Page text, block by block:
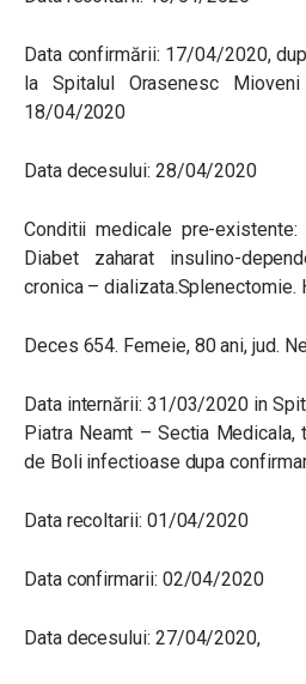
Data confirmării: 17/04/2020,
la Spitalul Orasenesc
18/04/2020
Data decesului: 28/04/2020
Conditii medicale pre-
Diabet zaharat insulino-
cronica – dializata.Splenectomie.
Deces 654. Femeie, 80 ani, jud.
Data internării: 31/03/2020 in
Piatra Neamt – Sectia Medicala,
de Boli infectioase dupa
Data recoltarii: 01/04/2020
Data confirmarii: 02/04/2020
Data decesului: 27/04/2020,